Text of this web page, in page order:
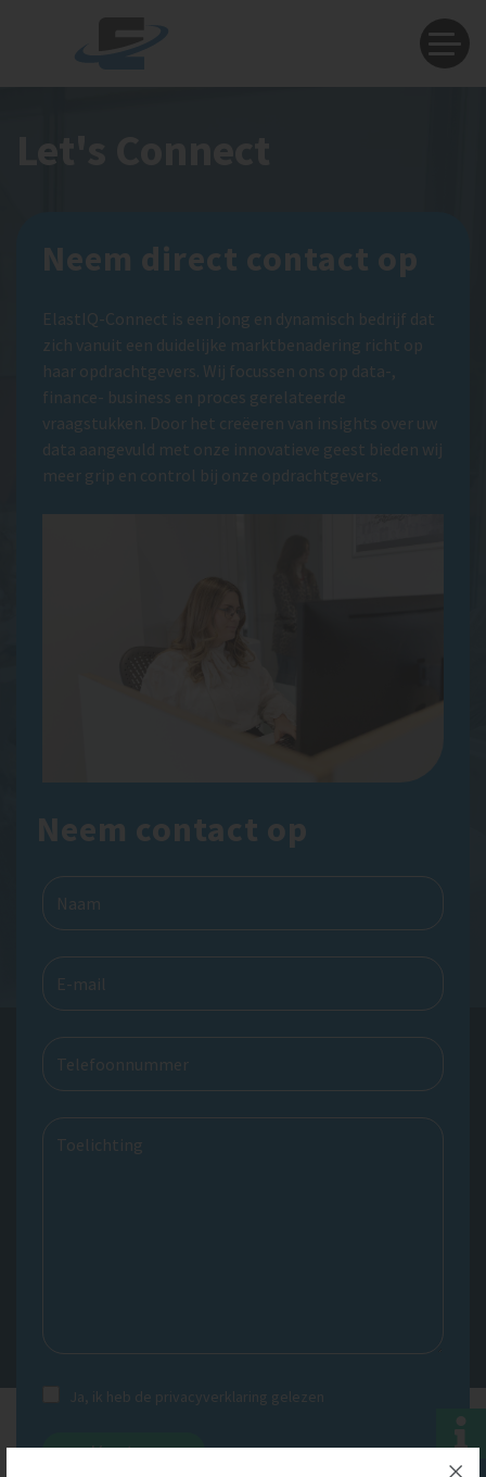
Let's Connect
Neem direct contact op
ElastIQ-Connect is een jong en dynamisch bedrijf dat
zich vanuit een duidelijke marktbenadering richt op
haar opdrachtgevers. Wij focussen ons op data-,
finance- business en proces gerelateerde
vraagstukken. Door het creëeren van insights over uw
data aangevuld met onze innovatieve geest bieden wij
meer grip en control bij onze opdrachtgevers.
Neem contact op
Ja, ik heb de privacyverklaring gelezen